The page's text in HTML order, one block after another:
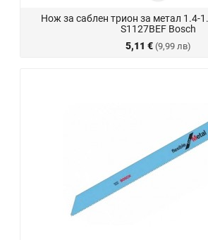
Нож за саблен трион за метал 1.4-
S1127BEF Bosch
5,11 € (9,99 лв)